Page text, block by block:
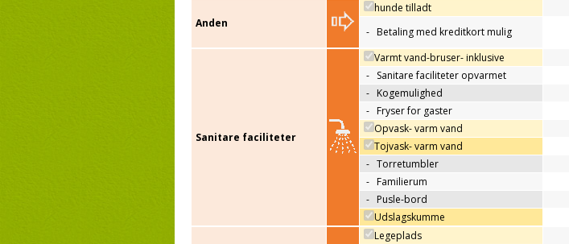
Anden
hunde tilladt
- Betaling med kreditkort mulig
Sanitare faciliteter
Varmt vand-bruser- inklusive
- Sanitare faciliteter opvarmet
- Kogemulighed
- Fryser for gaster
Opvask- varm vand
Tojvask- varm vand
- Torretumbler
- Familierum
- Pusle-bord
Udslagskumme
Legeplads